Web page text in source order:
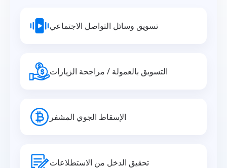
تسويق وسائل التواصل الاجتماعي
التسويق بالعمولة / مراجحة الزيارات
الإسقاط الجوي المشفر
تحقيق الدخل من الاستطلاعات